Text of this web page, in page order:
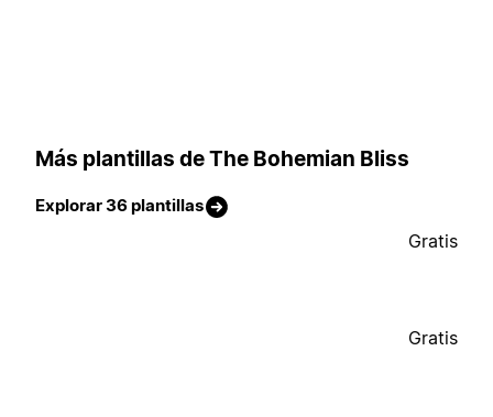
Más plantillas de The Bohemian Bliss
Explorar 36 plantillas
Gratis
Gratis